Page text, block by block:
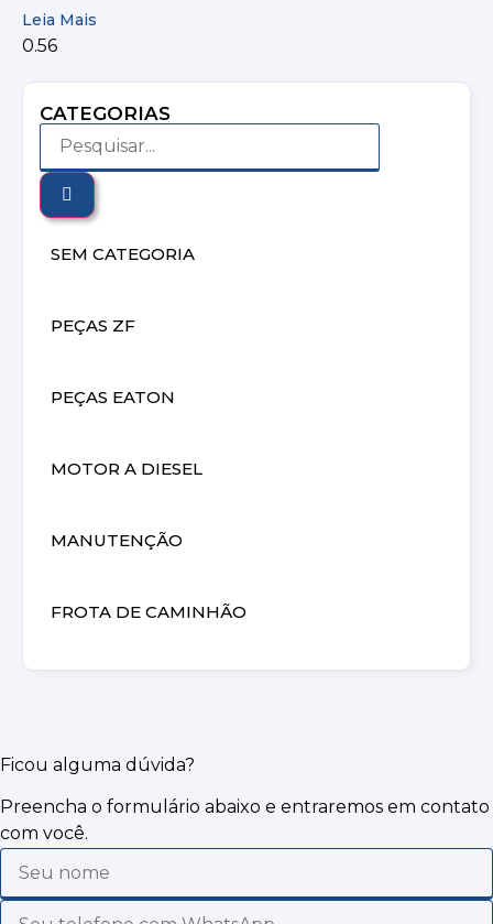
CATEGORIAS
SEM CATEGORIA
PEÇAS ZF
PEÇAS EATON
MOTOR A DIESEL
MANUTENÇÃO
FROTA DE CAMINHÃO
Leia Mais
Ficou alguma dúvida?
Preencha o formulário abaixo e entraremos em contato
com você.